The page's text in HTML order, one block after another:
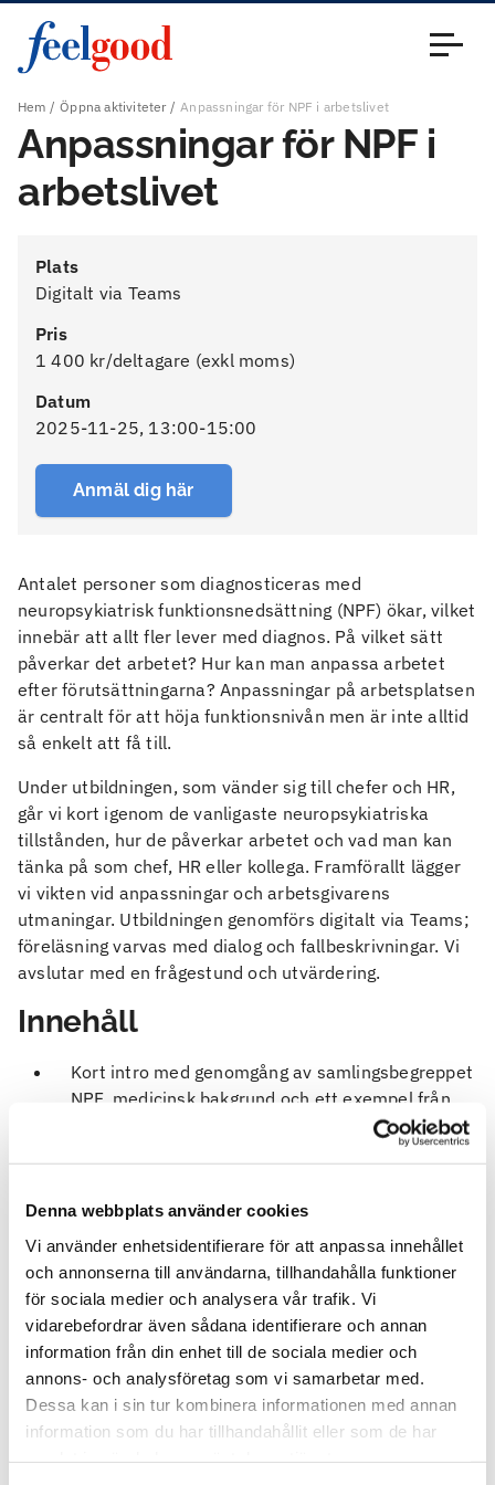
Denna webbplats använder cookies
Vi använder enhetsidentifierare för att anpassa innehållet
och annonserna till användarna, tillhandahålla funktioner
för sociala medier och analysera vår trafik. Vi
vidarebefordrar även sådana identifierare och annan
information från din enhet till de sociala medier och
annons- och analysföretag som vi samarbetar med.
Dessa kan i sin tur kombinera informationen med annan
information som du har tillhandahållit eller som de har
Hem Öppna aktiviteter Anpassningar för NPF i arbetslivet
Anpassningar för NPF i
arbetslivet
Plats
Digitalt via Teams
Pris
1 400 kr/deltagare (exkl moms)
Datum
2025-11-25, 13:00-15:00
Anmäl dig här
Antalet personer som diagnosticeras med
neuropsykiatrisk funktionsnedsättning (NPF) ökar, vilket
innebär att allt fler lever med diagnos. På vilket sätt
påverkar det arbetet? Hur kan man anpassa arbetet
efter förutsättningarna? Anpassningar på arbetsplatsen
är centralt för att höja funktionsnivån men är inte alltid
så enkelt att få till.
Under utbildningen, som vänder sig till chefer och HR,
går vi kort igenom de vanligaste neuropsykiatriska
tillstånden, hur de påverkar arbetet och vad man kan
tänka på som chef, HR eller kollega. Framförallt lägger
vi vikten vid anpassningar och arbetsgivarens
utmaningar. Utbildningen genomförs digitalt via Teams;
föreläsning varvas med dialog och fallbeskrivningar. Vi
avslutar med en frågestund och utvärdering.
Innehåll
Kort intro med genomgång av samlingsbegreppet
NPF, medicinsk bakgrund och ett exempel från
verkligheten - vanliga utmaningar från arbetslivet
Utmaningar för chefer kopplade till medarbetare
med NPF
Arbetsgivarens ansvar - kort om de lagar som
reglerar arbetsgivarens skyldighet till anpassning
Utrymme för frågor och reflektioner samt
utvärdering
Anmälan och avbokningsregler
Anmäl digsenast 11 novembergenom att klicka på
Anmäl dig härovan. Utbildningen kan ombokas eller